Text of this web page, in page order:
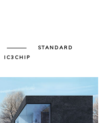
STANDARD
IC3CHIP